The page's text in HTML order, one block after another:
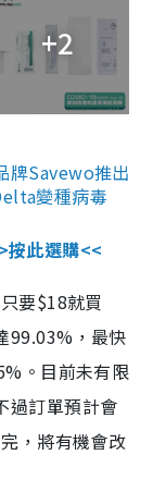
+2
牌Savewo推出
變種病毒
按此選購<<
要$18就買
99.03%，最快
。目前未有限
過訂單預計會
，將有機會改